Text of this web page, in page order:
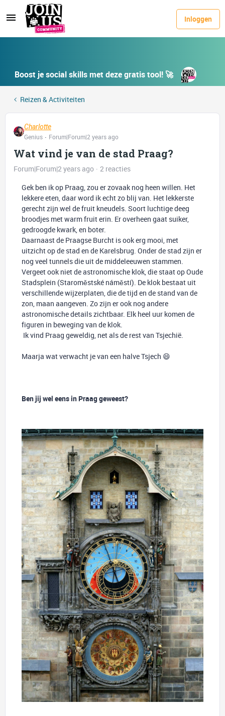
Inloggen
Boost je social skills met deze gratis tool! 🚀
Reizen & Activiteiten
Charlotte
Genius
Forum|Forum|2 years ago
Wat vind je van de stad Praag?
Forum|Forum|2 years ago
2 reacties
Gek ben ik op Praag, zou er zovaak nog heen willen. Het
lekkere eten, daar word ik echt zo blij van. Het lekkerste
gerecht zijn wel de fruit kneudels. Soort luchtige deeg
broodjes met warm fruit erin. Er overheen gaat suiker,
gedroogde kwark, en boter.
Daarnaast de Praagse Burcht is ook erg mooi, met
uitzicht op de stad en de Karelsbrug. Onder de stad zijn er
nog veel tunnels die uit de middeleeuwen stammen.
Vergeet ook niet de astronomische klok, die staat op Oude
Stadsplein (Staroměstské náměstí). De klok bestaat uit
verschillende wijzerplaten, die de tijd en de stand van de
zon, maan aangeven. Zo zijn er ook nog andere
astronomische details zichtbaar. Elk heel uur komen de
figuren in beweging van de klok.
Ik vind Praag geweldig, net als de rest van Tsjechië.
Maarja wat verwacht je van een halve Tsjech 😄
Ben jij wel eens in Praag geweest?